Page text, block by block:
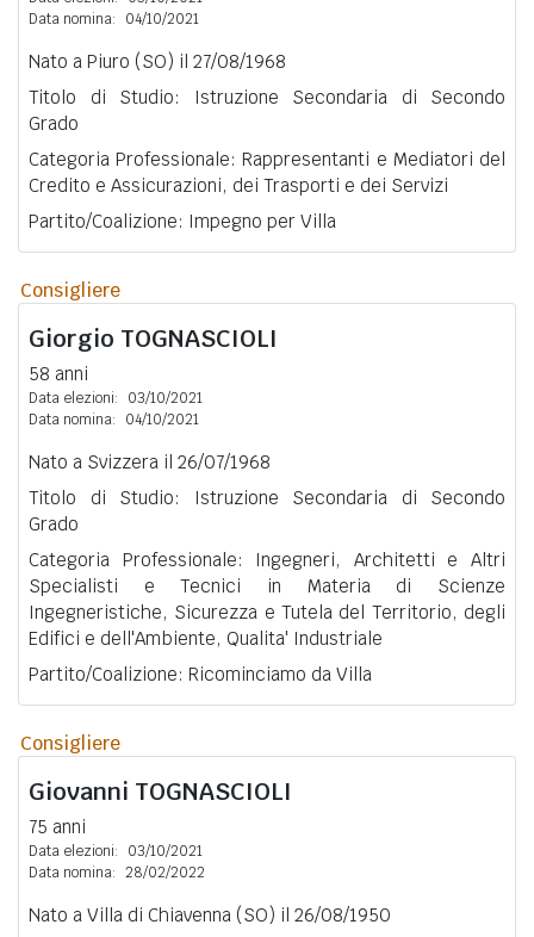
Data nomina:
04/10/2021
Nato a Piuro (SO) il 27/08/1968
Titolo di Studio: Istruzione Secondaria di Secondo
Grado
Categoria Professionale: Rappresentanti e Mediatori del
Credito e Assicurazioni, dei Trasporti e dei Servizi
Partito/Coalizione: Impegno per Villa
Consigliere
Giorgio TOGNASCIOLI
58 anni
Data elezioni:
03/10/2021
Data nomina:
04/10/2021
Nato a Svizzera il 26/07/1968
Titolo di Studio: Istruzione Secondaria di Secondo
Grado
Categoria Professionale: Ingegneri, Architetti e Altri
Specialisti e Tecnici in Materia di Scienze
Ingegneristiche, Sicurezza e Tutela del Territorio, degli
Edifici e dell'Ambiente, Qualita' Industriale
Partito/Coalizione: Ricominciamo da Villa
Consigliere
Giovanni TOGNASCIOLI
75 anni
Data elezioni:
03/10/2021
Data nomina: 28/02/2022
Nato a Villa di Chiavenna (SO) il 26/08/1950